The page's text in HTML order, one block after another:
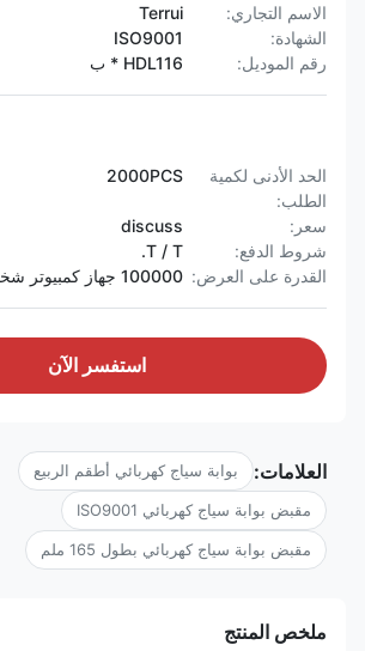
الاسم التجاري:
Terrui
الشهادة:
ISO9001
رقم الموديل:
HDL116 * ب
الحد الأدنى لكمية
الطلب:
2000PCS
سعر:
discuss
شروط الدفع:
T / T.
القدرة على العرض: 100000 جهاز كمبيوتر شخصى شهريا
استفسر الآن
العلامات: بوابة سياج كهربائي أطقم الربيع
مقبض بوابة سياج كهربائي ISO9001
مقبض بوابة سياج كهربائي بطول 165 ملم
ملخص المنتج